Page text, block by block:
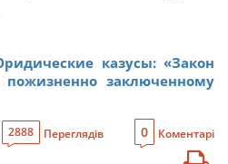
казусы: «Закон
заключенному
2888 Переглядів 0 Коментарі